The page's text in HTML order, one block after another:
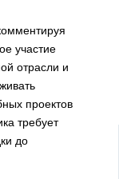
участие
отрасли и
проектов
требует
до